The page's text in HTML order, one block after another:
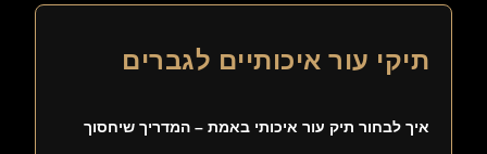
תיקי עור איכותיים לגברים
איך לבחור תיק עור איכותי באמת – המדריך שיחסוך